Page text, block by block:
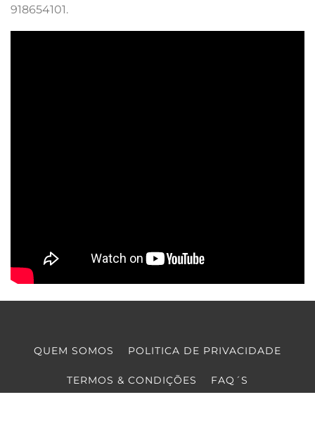
918654101.
QUEM SOMOS POLITICA DE PRIVACIDADE
TERMOS & CONDIÇÕES FAQ´S